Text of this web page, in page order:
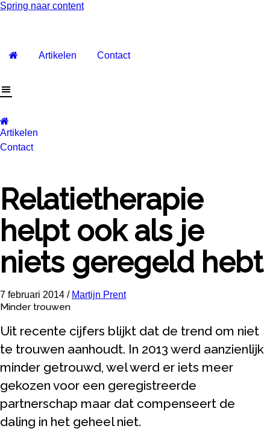
Spring naar content
Artikelen Contact
Artikelen
Contact
Relatietherapie
helpt ook als je
niets geregeld hebt
7 februari 2014 / Martijn Prent
Minder trouwen
Uit recente cijfers blijkt dat de trend om niet
te trouwen aanhoudt. In 2013 werd aanzienlijk
minder getrouwd, wel werd er iets meer
gekozen voor een geregistreerde
partnerschap maar dat compenseert de
daling in het geheel niet.